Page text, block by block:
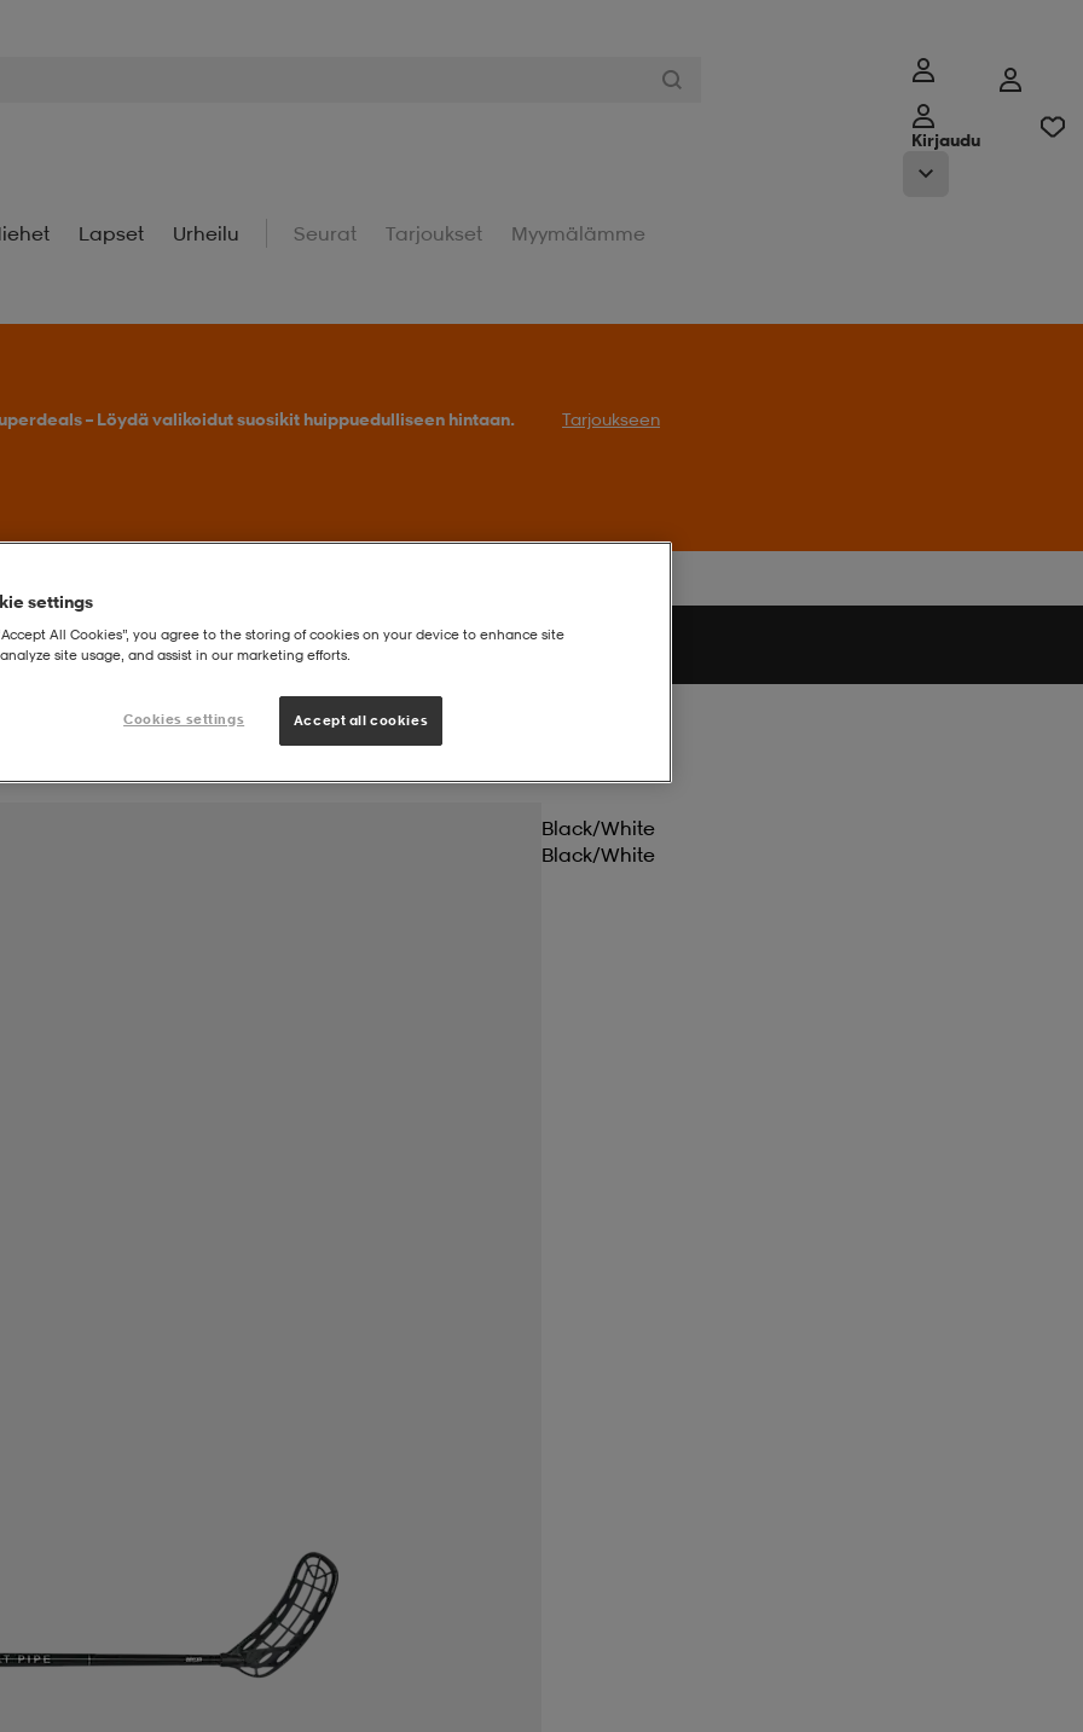
Kirjaudu
Lapset Urheilu Seurat Tarjoukset Myymälämme
Osta 2 tai enemmän, saat -25 % outdoor-tuotteista. Tarjoukseen
Joukkueen tuote:
Oulun Floorball Club OFBC Salibandy
Oval
Black/white
Black/white
settings
All Cookies”, you agree to the storing of cookies on your device to enhance site
site usage, and assist in our marketing efforts.
Cookies settings Accept all cookies